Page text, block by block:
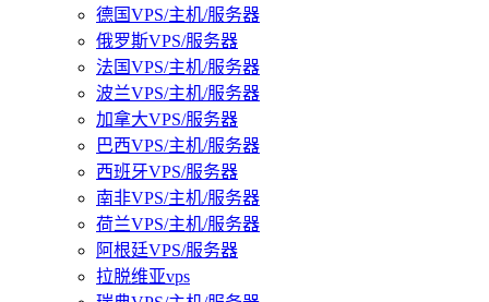
德国VPS/主机/服务器
俄罗斯VPS/服务器
法国VPS/主机/服务器
波兰VPS/主机/服务器
加拿大VPS/服务器
巴西VPS/主机/服务器
西班牙VPS/服务器
南非VPS/主机/服务器
荷兰VPS/主机/服务器
阿根廷VPS/服务器
拉脱维亚vps